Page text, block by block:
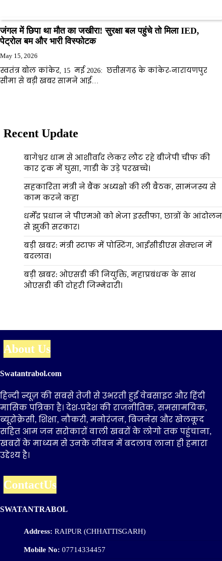
जंगल में छिपा था मौत का जखीरा! सुरक्षा बल पहुंचे तो मिला IED,
पेट्रोल बम और भारी विस्फोटक
May 15, 2026
स्वतंत्र बोल कांकेर, 15 मई 2026: छत्तीसगढ़ के कांकेर-नारायणपुर
सीमा से बड़ी खबर सामने आई…
Recent Update
बागेश्वर धाम से आशीर्वाद लेकर लौट रहे बीजेपी चीफ की
कार ट्रक में घुसा, गाडी के उड़े परखच्चे।
सहकारिता मंत्री ने बैंक अध्यक्षो की ली बैठक, सामंजस्य से
काम करने कहा
धर्मेंद्र प्रधान ने पीएमओ को भेजा इस्तीफा, छात्रों के आंदोलन
से झुकी सरकार।
बड़ी खबर: मंत्री स्टाफ में पोस्टिंग, आईसीडीएस सेक्शन में
बदलाव।
बड़ी खबर: ओएसडी की नियुक्ति, महाप्रबंधक के साथ
ओएसडी की दोहरी जिम्मेदारी।
About Us
Swatantrabol.com
हिन्दी न्यूज़ की सबसे तेजी से उभरती हुई वेबसाइट और हिंदी
मासिक पत्रिका है। देश-प्रदेश की राजनीतिक, समसामयिक,
ब्यूरोक्रेसी, शिक्षा, नौकरी, मनोरंजन, बिजनेस और खेलकूद
सहित आम जन सरोकारों वाली खबरों के लोगो तक पहुंचाना,
खबरों के माध्यम से उनके जीवन में बदलाव लाना ही हमारा
उद्देश्य है।
ContactUs
SWATANTRABOL
Address: RAIPUR (CHHATTISGARH)
Mobile No: 07714334457